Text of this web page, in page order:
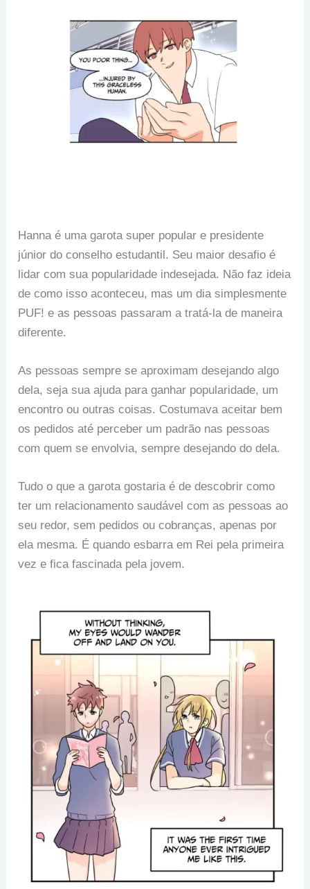
Hanna é uma garota super popular e presidente
júnior do conselho estudantil. Seu maior desafio é
lidar com sua popularidade indesejada. Não faz ideia
de como isso aconteceu, mas um dia simplesmente
PUF! e as pessoas passaram a tratá-la de maneira
diferente.
As pessoas sempre se aproximam desejando algo
dela, seja sua ajuda para ganhar popularidade, um
encontro ou outras coisas. Costumava aceitar bem
os pedidos até perceber um padrão nas pessoas
com quem se envolvia, sempre desejando do dela.
Tudo o que a garota gostaria é de descobrir como
ter um relacionamento saudável com as pessoas ao
seu redor, sem pedidos ou cobranças, apenas por
ela mesma. É quando esbarra em Rei pela primeira
vez e fica fascinada pela jovem.